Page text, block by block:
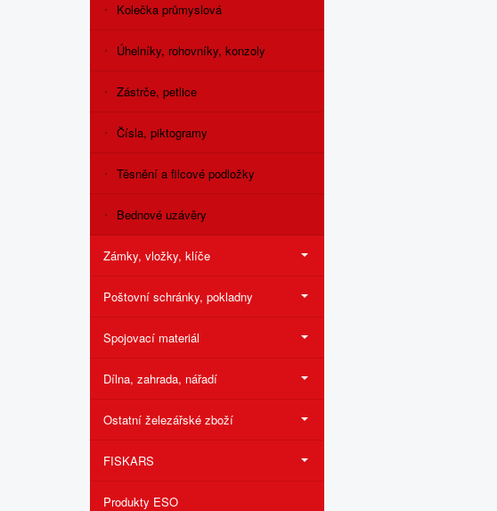
Kolečka průmyslová
Úhelníky, rohovníky, konzoly
Zástrče, petlice
Čísla, piktogramy
Těsnění a filcové podložky
Bednové uzávěry
Zámky, vložky, klíče
Poštovní schránky, pokladny
Spojovací materiál
Dílna, zahrada, nářadí
Ostatní železářské zboží
FISKARS
Produkty ESO